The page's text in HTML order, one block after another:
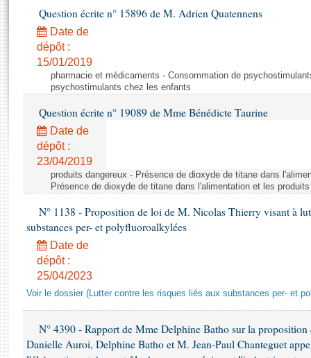
Propositions de loi
Amendements
Textes adoptés
Rapports d'information
Rapports législatifs
Rapports sur l'application des lois
Baromètre de l’application des lois
Dossiers législatifs
Budget et sécurité sociale
Questions écrites et orales
Comptes rendus des débats
Histoire
Juniors
Anciennes législatures
Liens vers les sites publics
Contacts et plan d'accès
Photos libres de droit
Question écrite n° 15896 de M. Adrien Quatennens
Date de
dépôt :
15/01/2019
pharmacie et médicaments - Consommation de
psychostimulants chez les enfants
Question écrite n° 19089 de Mme Bénédicte Taurine
Date de
dépôt :
23/04/2019
produits dangereux - Présence de dioxyde de titane dans
Présence de dioxyde de titane dans l'alimentation et les
N° 1138 - Proposition de loi de M. Nicolas Thierry visant à
substances per- et polyfluoroalkylées
Date de
dépôt :
25/04/2023
Voir le dossier (Lutter contre les risques liés aux substances per- et
N° 4390 - Rapport de Mme Delphine Batho sur la
Danielle Auroi, Delphine Batho et M. Jean-Paul Chanteguet